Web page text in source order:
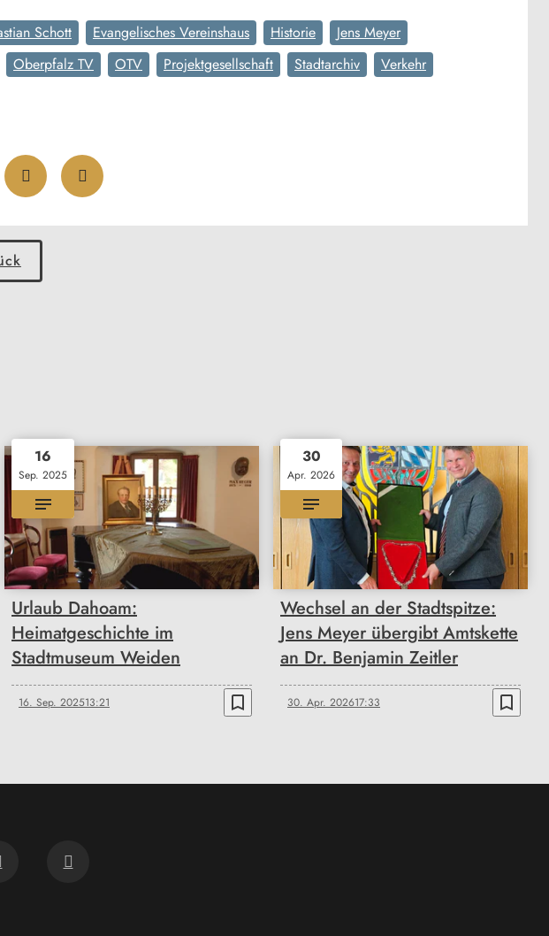
Schott Evangelisches Vereinshaus Historie
Jens Meyer
Oberpfalz TV OTV Projektgesellschaft Stadtarchiv
Verkehr
16
Sep. 2025
Urlaub Dahoam:
Heimatgeschichte im
Stadtmuseum Weiden
16. Sep. 202513:21 bookmark_border
30
Apr. 2026
Wechsel an der Stadtspitze:
Jens Meyer übergibt Amtskette
an Dr. Benjamin Zeitler
30. Apr. 202617:33 bookmark_border